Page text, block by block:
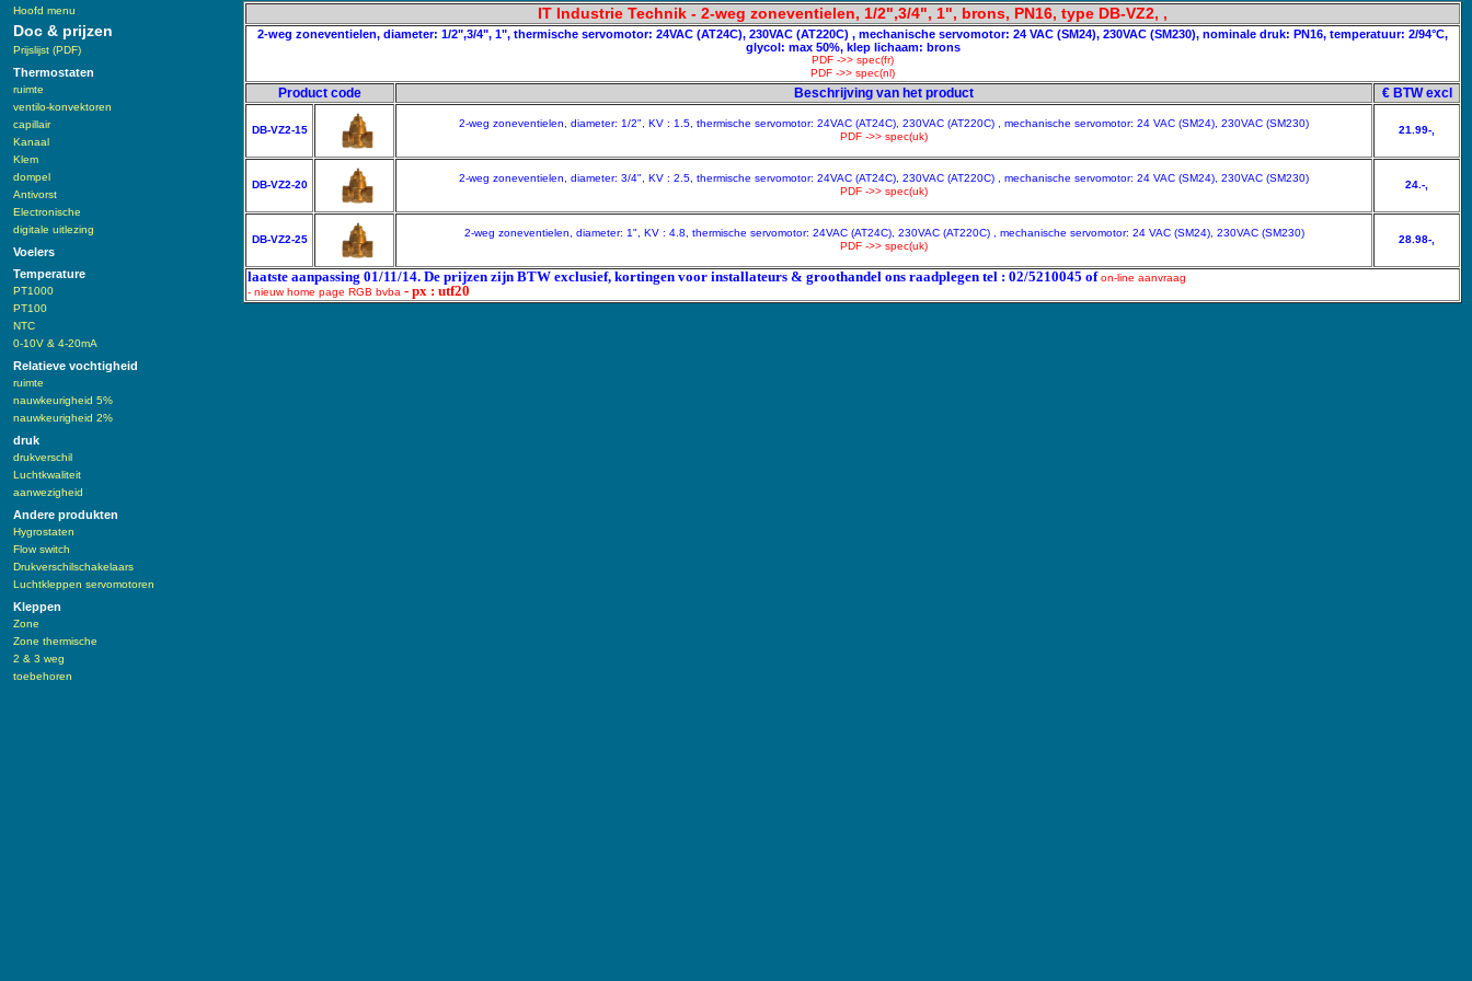
Hoofd menu
Doc & prijzen
Prijslijst (PDF)
Thermostaten
ruimte
ventilo-konvektoren
capillair
Kanaal
Klem
dompel
Antivorst
Electronische
digitale uitlezing
Voelers
Temperature
PT1000
PT100
NTC
0-10V & 4-20mA
Relatieve vochtigheid
ruimte
nauwkeurigheid 5%
nauwkeurigheid 2%
druk
drukverschil
Luchtkwaliteit
aanwezigheid
Andere produkten
Hygrostaten
Flow switch
Drukverschilschakelaars
Luchtkleppen servomotoren
Kleppen
Zone
Zone thermische
2 & 3 weg
toebehoren
IT Industrie Technik - 2-weg zoneventielen, 1/2",3/4", 1", brons, PN16, type DB-VZ2, ,
2-weg zoneventielen, diameter: 1/2",3/4", 1", thermische servomotor: 24VAC (AT24C), 230VAC (AT220C) , mechanische servomotor: 24 VAC (SM24), 230VAC (SM230), nominale druk: PN16, temperatuur: 2/94°C,
glycol: max 50%, klep lichaam: brons
PDF ->> spec(fr)
PDF ->> spec(nl)
Product code Beschrijving van het product € BTW excl
DB-VZ2-15
2-weg zoneventielen, diameter: 1/2", KV : 1.5, thermische servomotor: 24VAC (AT24C), 230VAC (AT220C) , mechanische servomotor: 24 VAC (SM24), 230VAC (SM230)
PDF ->> spec(uk)
21.99-,
DB-VZ2-20
2-weg zoneventielen, diameter: 3/4", KV : 2.5, thermische servomotor: 24VAC (AT24C), 230VAC (AT220C) , mechanische servomotor: 24 VAC (SM24), 230VAC (SM230)
PDF ->> spec(uk)
24.-,
DB-VZ2-25
2-weg zoneventielen, diameter: 1", KV : 4.8, thermische servomotor: 24VAC (AT24C), 230VAC (AT220C) , mechanische servomotor: 24 VAC (SM24), 230VAC (SM230)
PDF ->> spec(uk)
28.98-,
laatste aanpassing 01/11/14. De prijzen zijn BTW exclusief, kortingen voor installateurs & groothandel ons raadplegen tel : 02/5210045 ofon-line aanvraag
- nieuw home page RGB bvba - px : utf20